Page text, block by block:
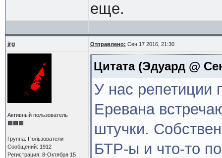
еще.
jrg Отправлено: Сен 17 2016, 21:30
Активный пользователь
Группа: Пользователи
Сообщений: 1912
Регистрация: 8-Октября 15
Цитата(Эдуард @
У нас репетиции
Еревана
штучки.
БТР-ы и что-то